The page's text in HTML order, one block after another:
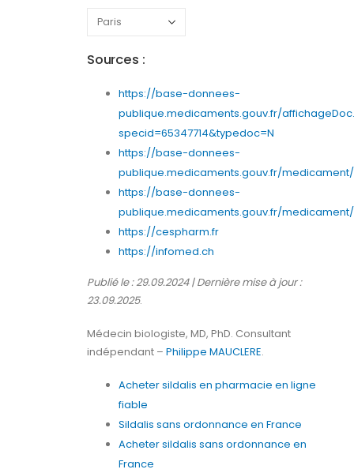
Sources :
https://base-donnees-
publique.medicaments.gouv.fr/
specid=65347714&typedoc=N
https://base-donnees-
publique.medicaments.gouv.fr/medicament/
https://base-donnees-
publique.medicaments.gouv.fr/medicament/
https://cespharm.fr
https://infomed.ch
Publié le : 29.09.2024 | Dernière mise à jour :
23.09.2025.
Médecin biologiste, MD, PhD. Consultant
indépendant – Philippe MAUCLERE.
Acheter sildalis en pharmacie en ligne
fiable
Sildalis sans ordonnance en France
Acheter sildalis sans ordonnance en
France